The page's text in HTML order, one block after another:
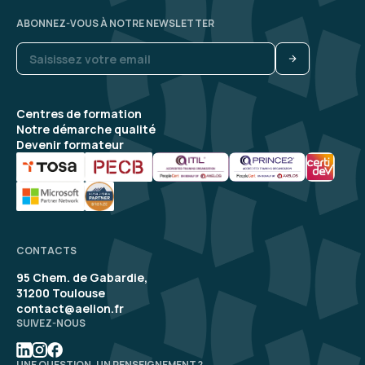
Frederic S. Le 16/04/2026
5
Formation en accord avec mes attentes, très
bien animée
Formation : IA générative, état de l'art
Thomas M. Le 08/04/2026
Formation concrète et stimulante. Les
exemples et exercices sont très utiles.
Centres de formation
Notre démarche qualité
Devenir formateur
ABONNEZ-VOUS À NOTRE NEWSLETTER
CONTACTS
95 Chem. de Gabardie,
31200 Toulouse
contact@aelion.fr
SUIVEZ-NOUS